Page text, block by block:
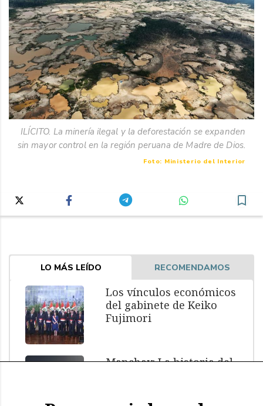
ILÍCITO. La minería ilegal y la deforestación se expanden
sin mayor control en la región peruana de Madre de Dios.
Foto: Ministerio del Interior
LO MÁS LEÍDO RECOMENDAMOS
Los vínculos económicos
del gabinete de Keiko
Fujimori
Manchay: La historia del